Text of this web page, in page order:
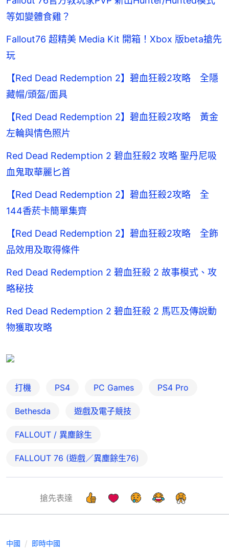
等如變體食雞？
Fallout76 超精美 Media Kit 開箱！Xbox 版beta搶先
玩
【Red Dead Redemption 2】碧血狂殺2攻略 全隱
藏帽/頭盔/面具
【Red Dead Redemption 2】碧血狂殺2攻略 黃金
左輪與情色照片
Red Dead Redemption 2 碧血狂殺2 攻略 聖丹尼吸
血鬼取華麗匕首
【Red Dead Redemption 2】碧血狂殺2攻略 全
144香菸卡簡單集齊
【Red Dead Redemption 2】碧血狂殺2攻略 全飾
品效用及取得條件
Red Dead Redemption 2 碧血狂殺 2 故事模式、攻
略秘技
Red Dead Redemption 2 碧血狂殺 2 馬匹及傳說動
物獲取攻略
打機 PS4 PC Games PS4 Pro
Bethesda 遊戲及電子競技
FALLOUT / 異塵餘生
FALLOUT 76 (遊戲／異塵餘生76)
搶先表達
中國 即時中國